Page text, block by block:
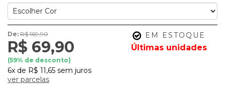
De: R$ 169,90
R$ 69,90
(59% de desconto)
6x de R$ 11,65 sem juros
ver parcelas
EM ESTOQUE